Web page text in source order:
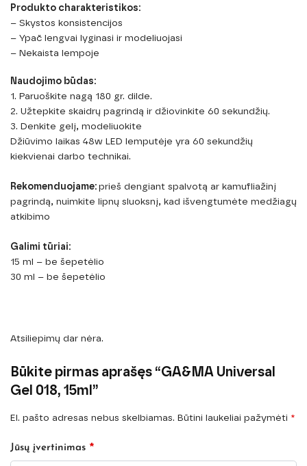
Produkto charakteristikos:
– Skystos konsistencijos
– Ypač lengvai lyginasi ir modeliuojasi
– Nekaista lempoje
Naudojimo būdas:
1. Paruoškite nagą 180 gr. dilde.
2. Užtepkite skaidrų pagrindą ir džiovinkite 60 sekundžių.
3. Denkite gelį, modeliuokite
Džiūvimo laikas 48w LED lemputėje yra 60 sekundžių
kiekvienai darbo technikai.
Rekomenduojame:prieš dengiant spalvotą ar kamufliažinį
pagrindą, nuimkite lipnų sluoksnį, kad išvengtumėte medžiagų
atkibimo
Galimi tūriai:
15 ml – be šepetėlio
30 ml – be šepetėlio
Atsiliepimų dar nėra.
Būkite pirmas aprašęs “GA&MA Universal
Gel 018, 15ml”
El. pašto adresas nebus skelbiamas. Būtini laukeliai pažymėti *
Jūsų įvertinimas *